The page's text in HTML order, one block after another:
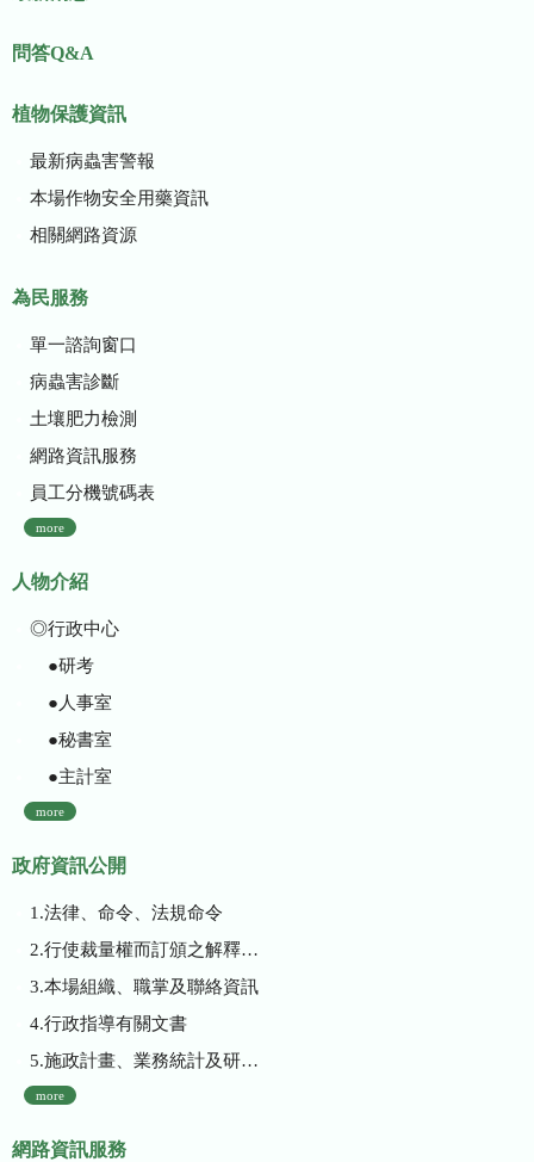
問答Q&A
植物保護資訊
最新病蟲害警報
本場作物安全用藥資訊
相關網路資源
為民服務
單一諮詢窗口
病蟲害診斷
土壤肥力檢測
網路資訊服務
員工分機號碼表
more
人物介紹
◎行政中心
●研考
●人事室
●秘書室
●主計室
more
政府資訊公開
1.法律、命令、法規命令
2.行使裁量權而訂頒之解釋性規定及裁量基準
3.本場組織、職掌及聯絡資訊
4.行政指導有關文書
5.施政計畫、業務統計及研究報告
more
網路資訊服務